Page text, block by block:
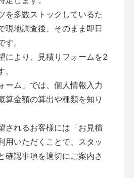
を多数ストックしているた
現地調査後、そのまま即日
。
により、見積りフォームを2
ーム 」では、個人情報入力
算金額の算出や種類を知り
されるお客様には「お見積
用いただくことで、スタッ
確認事項を適切にご案内さ